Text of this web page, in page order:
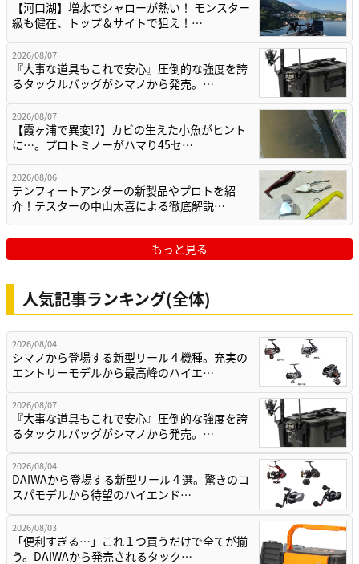
【河口湖】増水でシャローが熱い！ モンスター
級も健在、トップ＆サイトで狙え！…
2026/08/07
『大事な道具もこれで安心』圧倒的な強度を誇
るタックルバッグがシマノから発売。…
2026/08/07
【霞ヶ浦で異変!?】カビの生えた小魚がヒント
に…。プロトミノーがハマり45セ…
2026/08/06
テンフィートアンダーの新製品やプロトを紹
介！テスターの中山太喜による徹底解説…
もっと見る
人気記事ランキング(全体)
2026/08/04
シマノから登場する新型リール４機種。充実の
エントリーモデルから最高峰のハイエ…
2026/08/07
『大事な道具もこれで安心』圧倒的な強度を誇
るタックルバッグがシマノから発売。…
2026/08/04
DAIWAから登場する新型リール４選。驚きのコ
スパモデルから待望のハイエンド…
2026/08/03
「便利すぎる…」これ１つ買うだけで全てが揃
う。DAIWAから発売されるタック…